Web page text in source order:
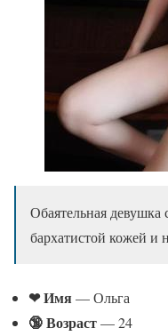
Обаятельная
бархатистой кожей и
❤ Имя— Ольга
🔞 Возраст— 24